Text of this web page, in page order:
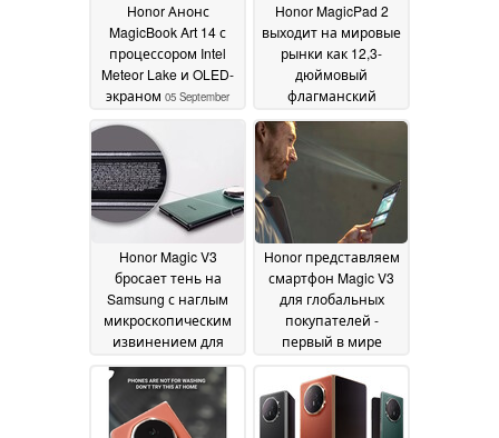
Honor Анонс
MagicBook Art 14 с
процессором Intel
Meteor Lake и OLED-
экраном 05 September
Honor MagicPad 2
выходит на мировые
рынки как 12,3-
дюймовый
флагманский
Snapdragon 8s Gen 3,
быстрой зарядкой 66
Вт и AMOLED-
дисплеем 144 Гц без
мерцания
05 September
2024
Honor Magic V3
бросает тень на
Samsung с наглым
микроскопическим
извинением для
Fold30 August 2024
Honor представляем
смартфон Magic V3
для глобальных
покупателей -
первый в мире
технологией AI
Defocus,
помогающей